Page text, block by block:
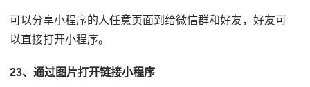
可以分享小程序的人任意页面到给微信群和好友，好友可
以直接打开小程序。
23、通过图片打开链接小程序